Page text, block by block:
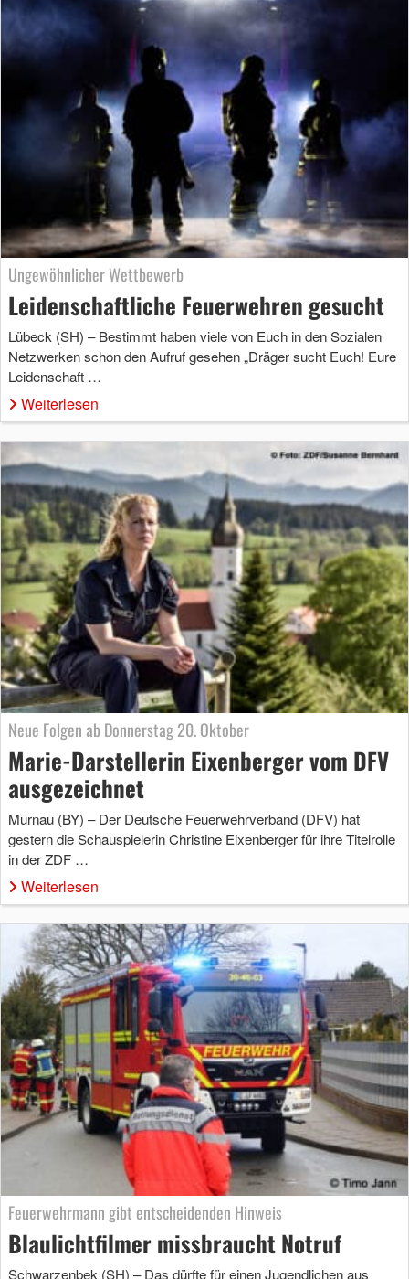
Ungewöhnlicher Wettbewerb
Leidenschaftliche Feuerwehren gesucht
Lübeck (SH) – Bestimmt haben viele von Euch in den Sozialen
Netzwerken schon den Aufruf gesehen „Dräger sucht Euch! Eure
Leidenschaft …
Weiterlesen
Neue Folgen ab Donnerstag 20. Oktober
Marie-Darstellerin Eixenberger vom DFV
ausgezeichnet
Murnau (BY) – Der Deutsche Feuerwehrverband (DFV) hat
gestern die Schauspielerin Christine Eixenberger für ihre Titelrolle
in der ZDF …
Weiterlesen
Feuerwehrmann gibt entscheidenden Hinweis
Blaulichtfilmer missbraucht Notruf
Schwarzenbek (SH) – Das dürfte für einen Jugendlichen aus